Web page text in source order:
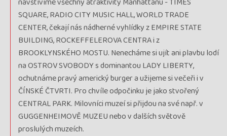
SQUARE, RADIO CITY MUSIC HALL, WORLD TRADE
CENTER, čekají nás nádherné vyhlídky z EMPIRE STATE
BUILDING, ROCKEFFELEROVA CENTRA i z
BROOKLYNSKÉHO MOSTU. Nenecháme si ujít ani plavbu lodí
na OSTROV SVOBODY s dominantou LADY LIBERTY,
ochutnáme pravý americký burger a užijeme si večeři i v
ČÍNSKÉ ČTVRTI. Pro chvíle odpočinku je jako stvořený
CENTRAL PARK. Milovníci muzeí si přijdou na své např. v
GUGGENHEIMOVĚ MUZEU nebo v dalších světově
proslulých muzeích.